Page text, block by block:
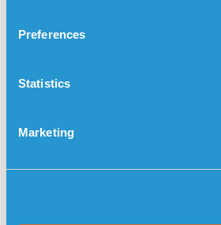
Preferences
Statistics
Marketing
PostsHvad sker der, hvis
arbejdsgiver
Er